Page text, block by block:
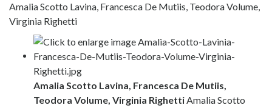
Amalia Scotto Lavina, Francesca De Mutiis, Teodora Volume,
Virginia Righetti
Amalia Scotto Lavina, Francesca De Mutiis,
Teodora Volume, Virginia RighettiAmalia Scotto